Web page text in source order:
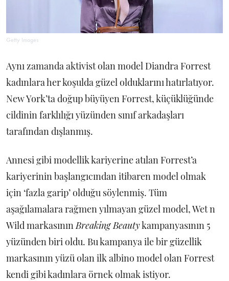
Getty Images
Aynı zamanda aktivist olan model Diandra Forrest
kadınlara her koşulda güzel olduklarını hatırlatıyor.
New York’ta doğup büyüyen Forrest, küçüklüğünde
cildinin farklılığı yüzünden sınıf arkadaşları
tarafından dışlanmış.
Annesi gibi modellik kariyerine atılan Forrest’a
kariyerinin başlangıcından itibaren model olmak
için ‘fazla garip’ olduğu söylenmiş. Tüm
aşağılamalara rağmen yılmayan güzel model, Wet n
Wild markasınınBreaking Beautykampanyasının 5
yüzünden biri oldu. Bu kampanya ile bir güzellik
markasının yüzü olan ilk albino model olan Forrest
kendi gibi kadınlara örnek olmak istiyor.